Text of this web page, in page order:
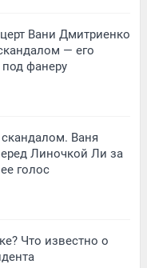
Вани Дмитриенко
— его
фанеру
Ваня
Линочкой Ли за
голос
Что известно о